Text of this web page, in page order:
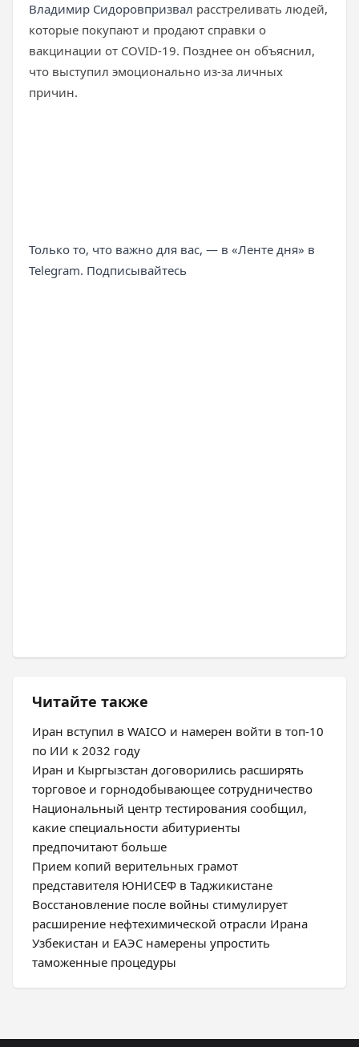
Владимир Сидоровпризвал расстреливать людей,
которые покупают и продают справки о
вакцинации от COVID-19. Позднее он объяснил,
что выступил эмоционально из-за личных
причин.
Только то, что важно для вас, — в «Ленте дня» в
Telegram. Подписывайтесь
Читайте также
Иран вступил в WAICO и намерен войти в топ-10
по ИИ к 2032 году
Иран и Кыргызстан договорились расширять
торговое и горнодобывающее сотрудничество
Национальный центр тестирования сообщил,
какие специальности абитуриенты
предпочитают больше
Прием копий верительных грамот
представителя ЮНИСЕФ в Таджикистане
Восстановление после войны стимулирует
расширение нефтехимической отрасли Ирана
Узбекистан и ЕАЭС намерены упростить
таможенные процедуры